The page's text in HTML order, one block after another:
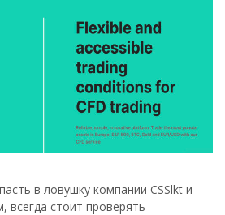
в ловушку компании CSSlkt и
всегда стоит проверять